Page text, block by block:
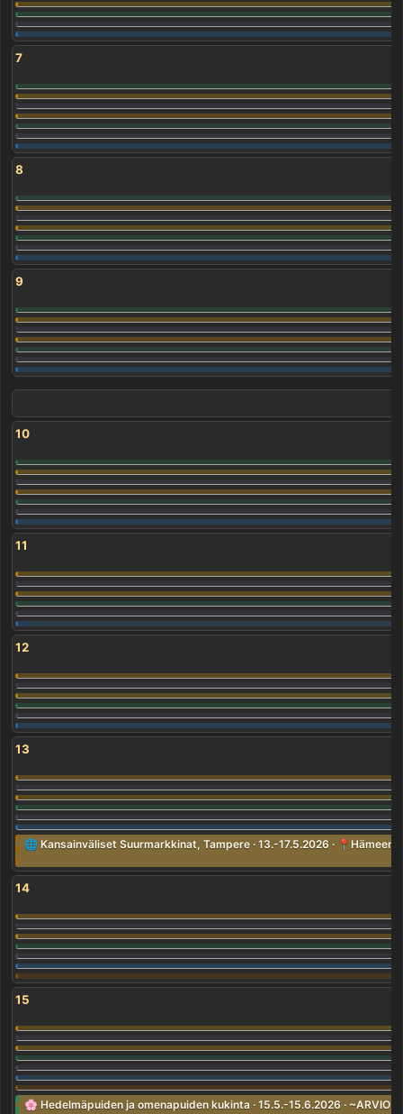
7
8
9
10
11
12
13
🌐 Kansainväliset Suurmarkkinat, Tampere · 13.-17.5.2026 ·
14
15
🌸 Hedelmäpuiden ja omenapuiden kukinta · 15.5.-15.6.2026 · ~ARVIO